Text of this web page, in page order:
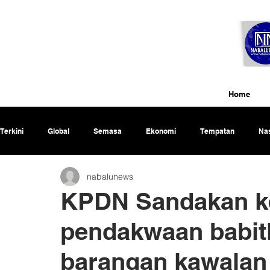
Terkini Global Semasa Ekonomi Tempatan
KPDN Sandakan
pendakwaan
barangan
nabalunews
Home